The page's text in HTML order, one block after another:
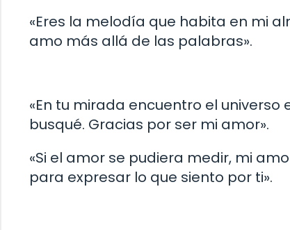
«Eres la melodía que habita en mi
amo más allá de las palabras».
«En tu mirada encuentro el
busqué. Gracias por ser mi amor».
«Si el amor se pudiera medir, mi
para expresar lo que siento por ti».